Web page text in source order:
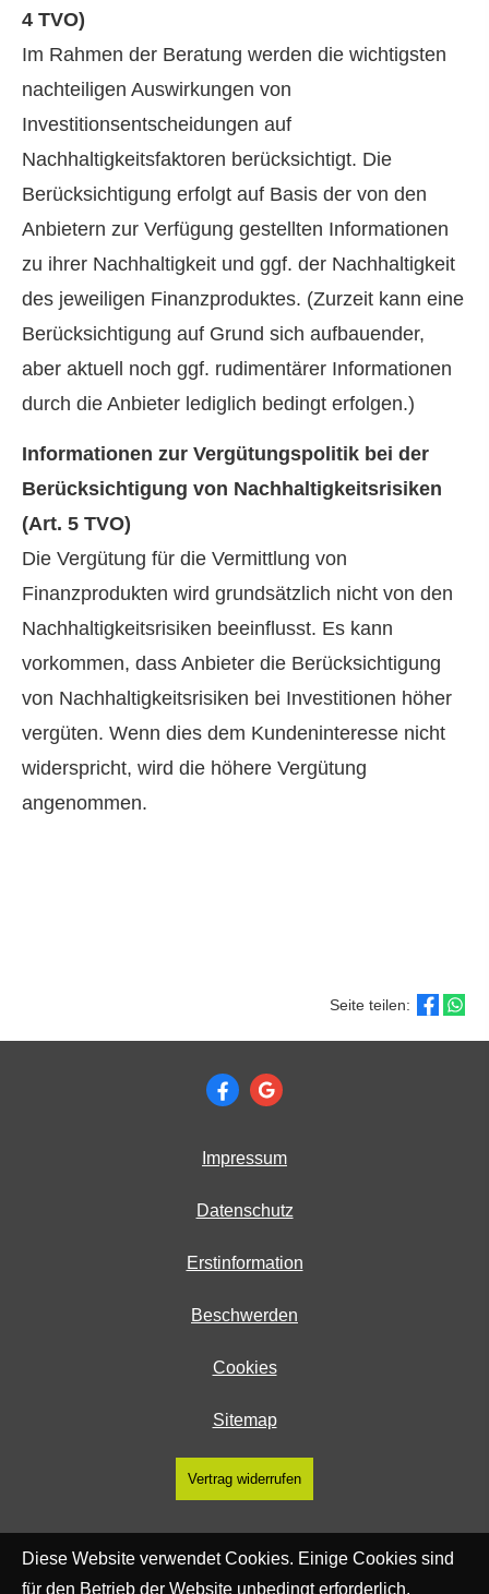
4 TVO)
Im Rahmen der Beratung werden die wichtigsten
nachteiligen Auswirkungen von
Investitionsentscheidungen auf
Nachhaltigkeitsfaktoren berücksichtigt. Die
Berücksichtigung erfolgt auf Basis der von den
Anbietern zur Verfügung gestellten Informationen
zu ihrer Nachhaltigkeit und ggf. der Nachhaltigkeit
des jeweiligen Finanzproduktes. (Zurzeit kann eine
Berücksichtigung auf Grund sich aufbauender,
aber aktuell noch ggf. rudimentärer Informationen
durch die Anbieter lediglich bedingt erfolgen.)
Informationen zur Vergütungspolitik bei der
Berücksichtigung von Nachhaltigkeitsrisiken
(Art. 5 TVO)
Die Vergütung für die Vermittlung von
Finanzprodukten wird grundsätzlich nicht von den
Nachhaltigkeitsrisiken beeinflusst. Es kann
vorkommen, dass Anbieter die Berücksichtigung
von Nachhaltigkeitsrisiken bei Investitionen höher
vergüten. Wenn dies dem Kundeninteresse nicht
widerspricht, wird die höhere Vergütung
angenommen.
Seite teilen:
Impressum
Datenschutz
Erstinformation
Beschwerden
Cookies
Sitemap
Vertrag widerrufen
Diese Website verwendet Cookies. Einige Cookies sind
für den Betrieb der Website unbedingt erforderlich.